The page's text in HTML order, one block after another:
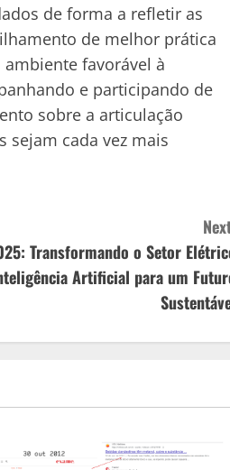
de forma a refletir as
de melhor prática
favorável à
e participando de
sobre a articulação
sejam cada vez mais
Transformando o Setor
Artificial para um